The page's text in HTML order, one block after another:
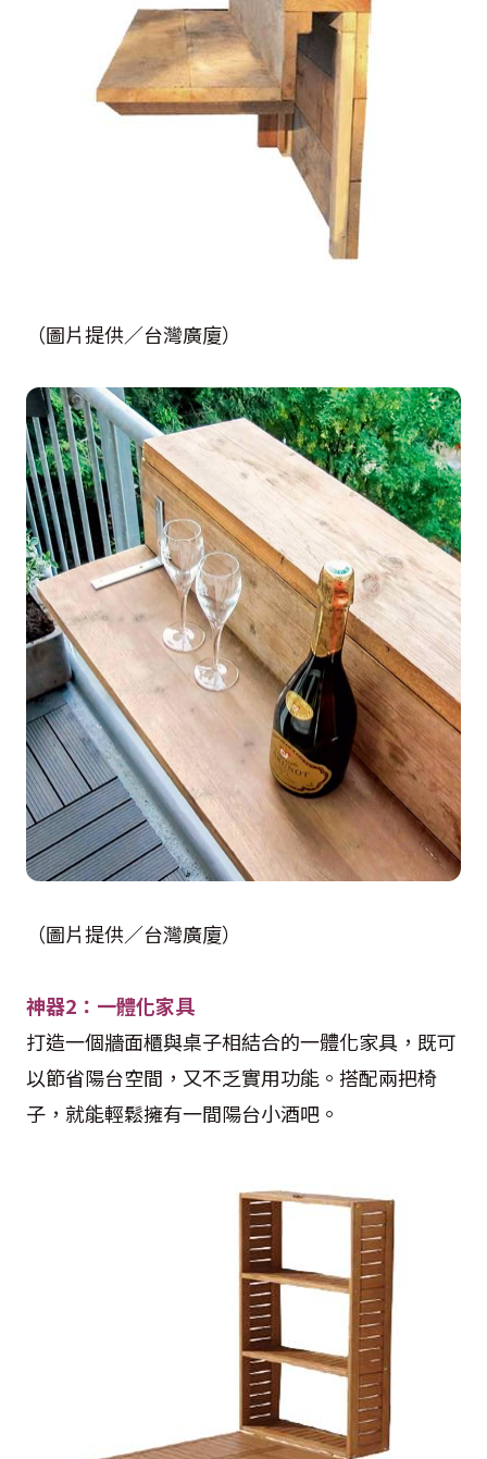
（圖片提供／台灣廣廈）
（圖片提供／台灣廣廈）
神器2：一體化家具
打造一個牆面櫃與桌子相結合的一體化家具，既可
以節省陽台空間，又不乏實用功能。搭配兩把椅
子，就能輕鬆擁有一間陽台小酒吧。